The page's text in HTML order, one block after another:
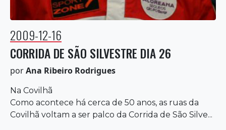
2009-12-16
CORRIDA DE SÃO SILVESTRE DIA 26
porAna Ribeiro Rodrigues
Na Covilhã
Como acontece há cerca de 50 anos, as ruas da
Covilhã voltam a ser palco da Corrida de São Silve...